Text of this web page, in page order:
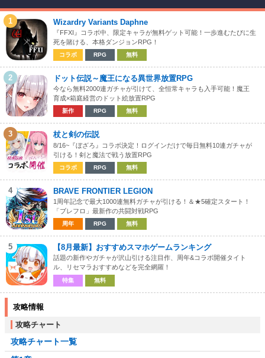
1 Wizardry Variants Daphne
『FFXI』コラボ中、限定キャラが無料ゲット可能！一歩進むたびに生
死を賭ける、本格ダンジョンRPG！
コラボ RPG 無料
2 ドット伝説～魔王になる異世界放置RPG
今なら無料2000連ガチャが引けて、全恒常キャラも入手可能！魔王
育成×箱庭経営のドット絵放置RPG
新作 RPG 無料
3 杖と剣の伝説
8/16~『ぼざろ』コラボ決定！ログインだけで毎日無料10連ガチャが
引ける！剣と魔法で戦う放置RPG
コラボ RPG 無料
4 BRAVE FRONTIER LEGION
1周年記念で最大1000連無料ガチャが引ける！＆★5確定スタート！
「ブレフロ」最新作の共闘対戦RPG
周年 RPG 無料
5 【8月最新】おすすめスマホゲームランキング
話題の新作やガチャが沢山引ける注目作、周年&コラボ開催タイト
ル、リセマラおすすめなどを完全網羅！
特集 無料
攻略情報
攻略チャート
攻略チャート一覧